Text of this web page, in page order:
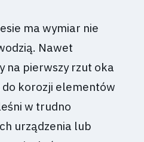
ma wymiar nie
Nawet
na pierwszy rzut oka
korozji elementów
w trudno
urządzenia lub